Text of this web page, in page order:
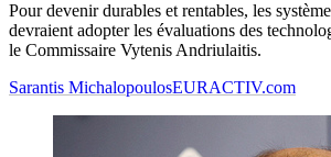
Pour devenir durables et rentables, les
devraient adopter les évaluations des
le Commissaire Vytenis Andriulaitis.
Sarantis MichalopoulosEURACTIV.com